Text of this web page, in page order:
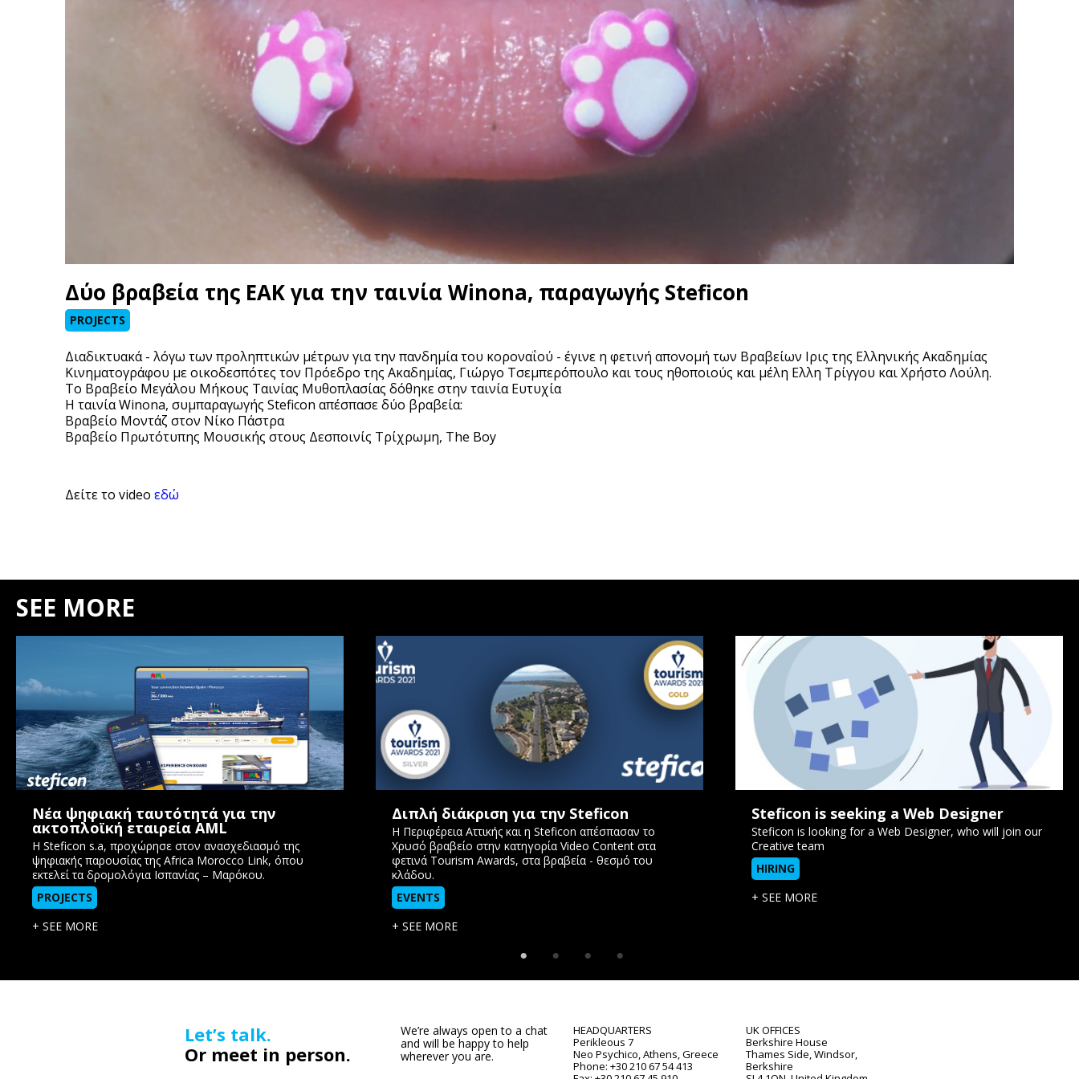
Δύο βραβεία της ΕΑΚ για την ταινία Winona, παραγωγής Steficon
PROJECTS
Διαδικτυακά - λόγω των προληπτικών μέτρων για την πανδημία του κοροναΐού - έγινε η φετινή απονομή των Βραβείων Ιρις της Ελληνικής Ακαδημίας
Κινηματογράφου με οικοδεσπότες τον Πρόεδρο της Ακαδημίας, Γιώργο Τσεμπερόπουλο και τους ηθοποιούς και μέλη Ελλη Τρίγγου και Χρήστο Λούλη.
Το Βραβείο Μεγάλου Μήκους Ταινίας Μυθοπλασίας δόθηκε στην ταινία Ευτυχία
Η ταινία Winona, συμπαραγωγής Steficon απέσπασε δύο βραβεία:
Βραβείο Μοντάζ στον Νίκο Πάστρα
Βραβείο Πρωτότυπης Μουσικής στους Δεσποινίς Τρίχρωμη, The Boy
Δείτε το video εδώ
SEE MORE
Nέα ψηφιακή ταυτότητά για την
ακτοπλοϊκή εταιρεία AML
Η Steficon s.a, προχώρησε στον ανασχεδιασμό της
ψηφιακής παρουσίας της Africa Morocco Link, όπου
εκτελεί τα δρομολόγια Ισπανίας – Μαρόκου.
PROJECTS
+ SEE MORE
Διπλή διάκριση για την Steficon
Η Περιφέρεια Αττικής και η Steficon απέσπασαν το
Χρυσό βραβείο στην κατηγορία Video Content στα
φετινά Tourism Awards, στα βραβεία - θεσμό του
κλάδου.
EVENTS
+ SEE MORE
Steficon is seeking a Web Designer
Steficon is looking for a Web Designer, who will join our
Creative team
HIRING
+ SEE MORE
Let’s talk.
Or meet in person.
We’re always open to a chat
and will be happy to help
wherever you are.
HEADQUARTERS
Perikleous 7
Neo Psychico, Athens, Greece
Phone: +30 210 67 54 413
UK OFFICES
Berkshire House
Thames Side, Windsor,
Berkshire